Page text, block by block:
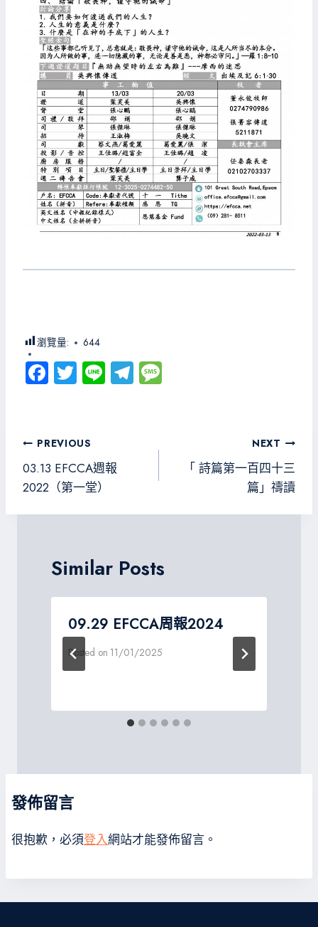
瀏覽量: 644
Fa
o
ok
T
er
Li Te
文
章
導
覽
PREVIOUS
03.13 EFCCA週報
2022（第一堂）
NEXT
「 詩篇第一百四十三
篇」禱讀
Similar Posts
09.29 EFCCA周報2024
Posted on 11/01/2025
發佈留言
很抱歉，必須登入網站才能發佈留言。